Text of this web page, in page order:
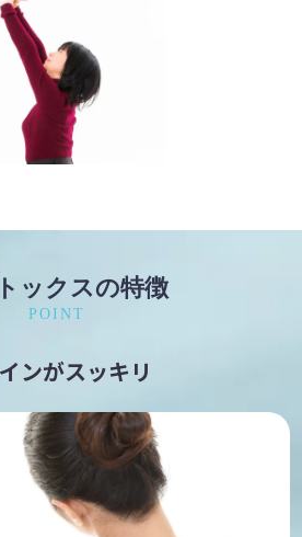
ックスの特徴
POINT
ンがスッキリ